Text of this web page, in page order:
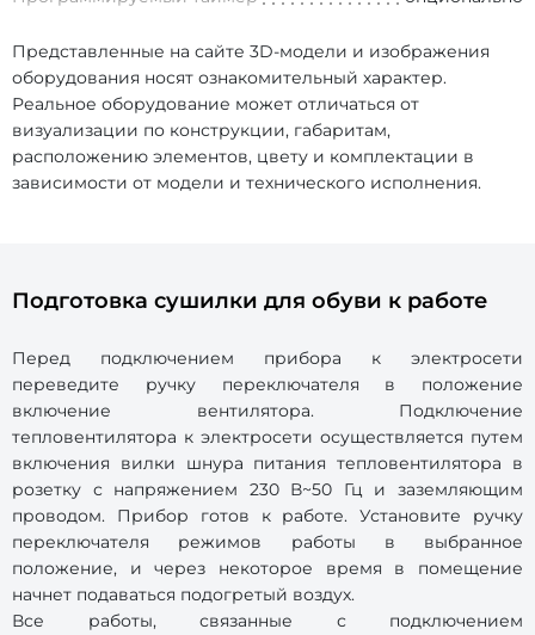
Представленные на сайте 3D-модели и изображения
оборудования носят ознакомительный характер.
Реальное оборудование может отличаться от
визуализации по конструкции, габаритам,
расположению элементов, цвету и комплектации в
зависимости от модели и технического исполнения.
Подготовка сушилки для обуви к работе
Перед подключением прибора к электросети
переведите ручку переключателя в положение
включение вентилятора. Подключение
тепловентилятора к электросети осуществляется путем
включения вилки шнура питания тепловентилятора в
розетку с напряжением 230 В~50 Гц и заземляющим
проводом. Прибор готов к работе. Установите ручку
переключателя режимов работы в выбранное
положение, и через некоторое время в помещение
начнет подаваться подогретый воздух.
Все работы, связанные с подключением